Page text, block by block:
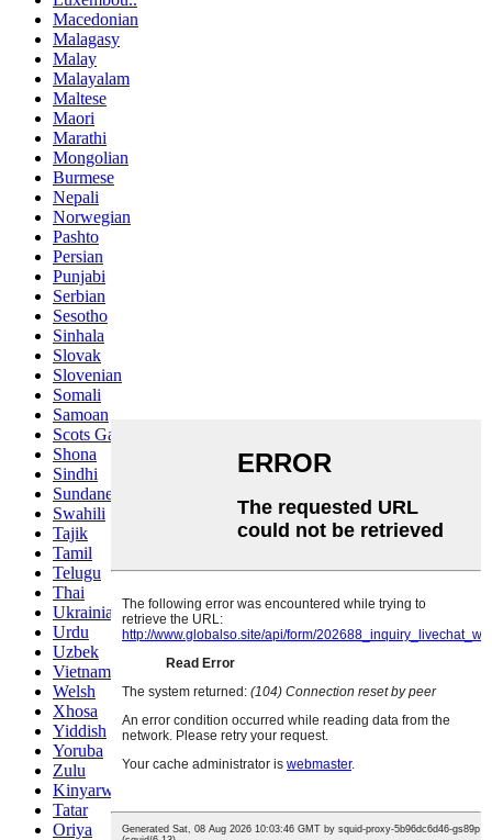
Macedonian
Malagasy
Malay
Malayalam
Maltese
Maori
Marathi
Mongolian
Burmese
Nepali
Norwegian
Pashto
Persian
Punjabi
Serbian
Sesotho
Sinhala
Slovak
Slovenian
Somali
Samoan
Scots Gaelic
Shona
Sindhi
Sundanese
Swahili
Tajik
Tamil
Telugu
Thai
Ukrainian
Urdu
Uzbek
Vietnamese
Welsh
Xhosa
Yiddish
Yoruba
Zulu
Kinyarwanda
Tatar
Oriya